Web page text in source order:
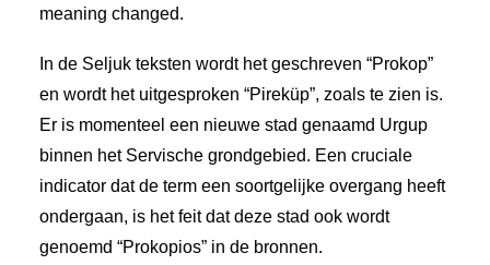
meaning changed.
In de Seljuk teksten wordt het geschreven “Prokop”
en wordt het uitgesproken “Pireküp”, zoals te zien is.
Er is momenteel een nieuwe stad genaamd Urgup
binnen het Servische grondgebied. Een cruciale
indicator dat de term een soortgelijke overgang heeft
ondergaan, is het feit dat deze stad ook wordt
genoemd “Prokopios” in de bronnen.